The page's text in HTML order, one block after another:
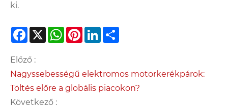
ki.
Facebook
X WhatsApp
PinterestLinkedIn
Előző :
Nagyssebességű elektromos motorkerékpárok:
Töltés előre a globális piacokon?
Következő :